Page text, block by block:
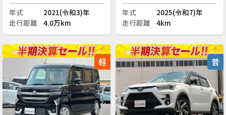
年式
2021(令和3)年
走行距離
4.0万km
年式
2025(令和7)年
走行距離
4km
軽 普